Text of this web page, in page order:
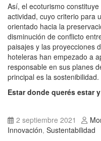
Así, el ecoturismo
actividad, cuyo criterio para
orientado hacia la
disminución de conflicto
paisajes y las proyecciones
hoteleras han empezado a
responsable en sus planes
principal es la sostenibilidad.
Estar donde querés estar
2 septiembre 2021
Innovación, Sustentabilidad